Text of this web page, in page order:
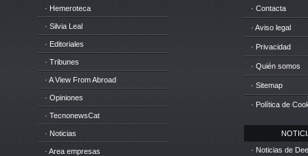
· Hemeroteca
· Silvia Leal
· Editoriales
· Tribunes
· A View From Abroad
· Opiniones
· TecnonewsCat
· Noticias
· Area empresas
· Contacta
· Aviso legal
· Privacidad
· Quién somos
· Sitemap
· Política de
· Noticias de